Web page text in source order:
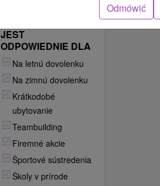
JEST
ODPOWIEDNIE DLA
Na letnú dovolenku
Na zimnú dovolenku
Krátkodobé
ubytovanie
Teambuilding
Firemné akcie
Športové sústredenia
Školy v prírode
Odmówić